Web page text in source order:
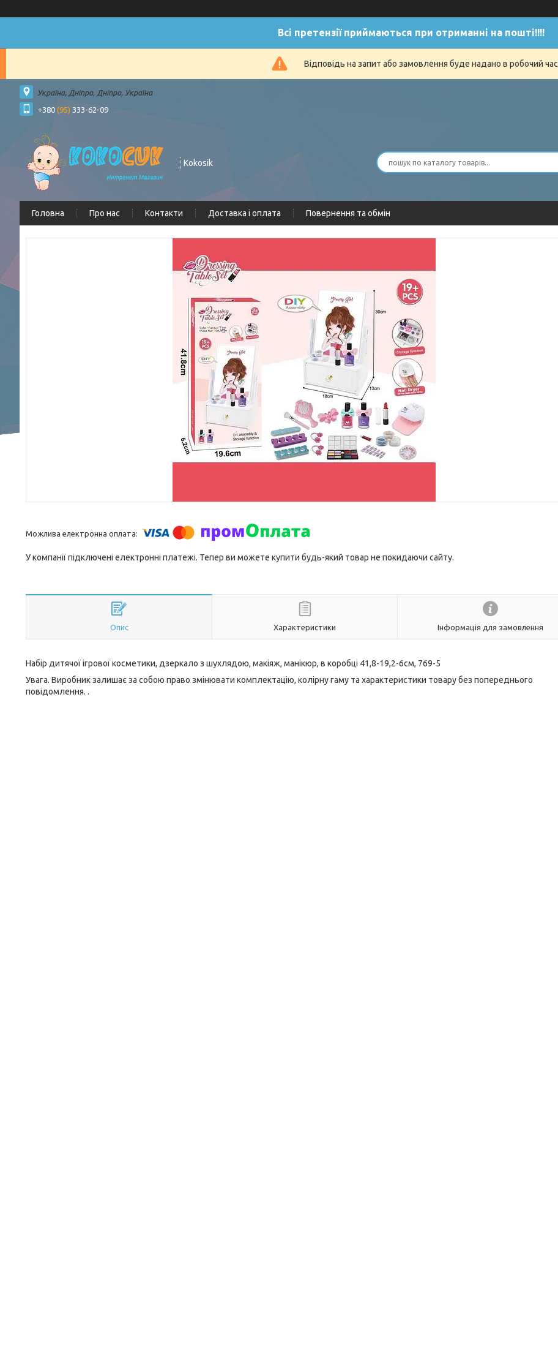
Всі претензії приймаються при отриманні на пошті!!!!
Відповідь на запит або замовлення буде надано в робочий час
Україна, Дніпро, Дніпро, Україна
+380 (95) 333-62-09
Kokosik
Головна Про нас Контакти Доставка і оплата Повернення та обмін
У компанії підключені електронні платежі. Тепер ви можете купити будь-який товар не покидаючи сайту.
Опис Характеристики Інформація для замовлення
Набір дитячої ігрової косметики, дзеркало з шухлядою, макіяж, манікюр, в коробці 41,8-19,2-6см, 769-5
Увага. Виробник залишає за собою право змінювати комплектацію, колірну гаму та характеристики товару без попереднього
повідомлення. .